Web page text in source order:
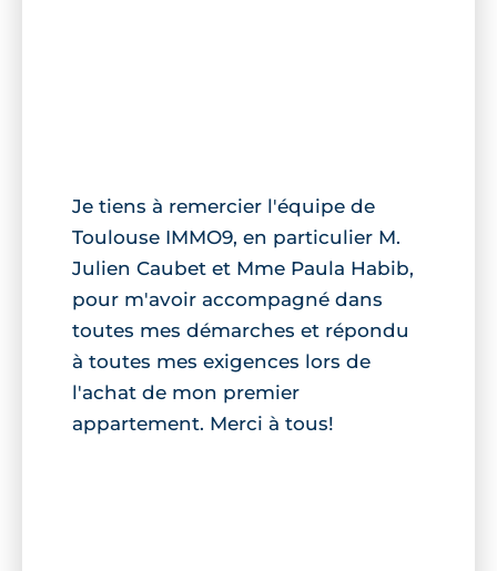
Je tiens à remercier l'équipe de
Toulouse IMMO9, en particulier M.
Julien Caubet et Mme Paula Habib,
pour m'avoir accompagné dans
toutes mes démarches et répondu
à toutes mes exigences lors de
l'achat de mon premier
appartement. Merci à tous!